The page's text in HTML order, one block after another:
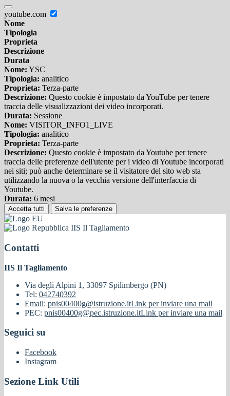
youtube.com
Nome
Tipologia
Proprieta
Descrizione
Durata
Nome: YSC
Tipologia: analitico
Proprieta: Terza-parte
Descrizione: Questo cookie è impostato da YouTube per tenere
traccia delle visualizzazioni dei video incorporati.
Durata: Sessione
Nome: VISITOR_INFO1_LIVE
Tipologia: analitico
Proprieta: Terza-parte
Descrizione: Questo cookie è impostato da Youtube per tenere
traccia delle preferenze dell'utente per i video di Youtube incorporati
nei siti; può anche determinare se il visitatore del sito web sta
utilizzando la nuova o la vecchia versione dell'interfaccia di
Youtube.
Durata: 6 mesi
Accetta tutti Salva le preferenze
IIS Il Tagliamento
Contatti
IIS Il Tagliamento
Via degli Alpini 1, 33097 Spilimbergo (PN)
Tel: 042740392
Email: pnis00400g@istruzione.itLink per inviare una mail
PEC: pnis00400g@pec.istruzione.itLink per inviare una mail
Seguici su
Facebook
Instagram
Sezione Link Utili